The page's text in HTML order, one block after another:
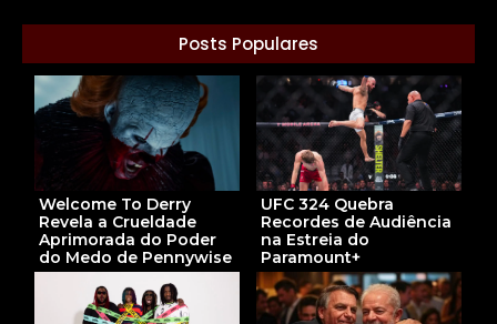
Posts Populares
Welcome To Derry
Revela a Crueldade
Aprimorada do Poder
do Medo de Pennywise
UFC 324 Quebra
Recordes de Audiência
na Estreia do
Paramount+